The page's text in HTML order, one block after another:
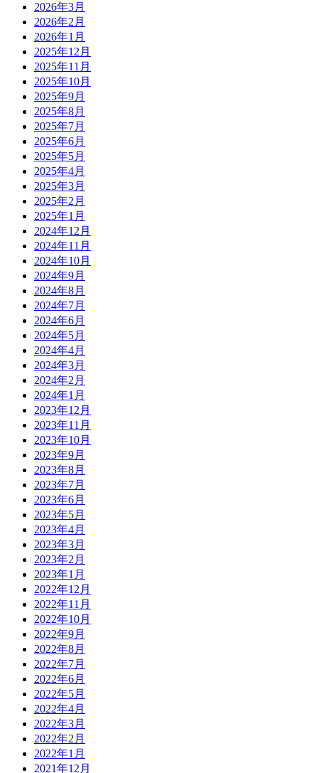
2026年3月
2026年2月
2026年1月
2025年12月
2025年11月
2025年10月
2025年9月
2025年8月
2025年7月
2025年6月
2025年5月
2025年4月
2025年3月
2025年2月
2025年1月
2024年12月
2024年11月
2024年10月
2024年9月
2024年8月
2024年7月
2024年6月
2024年5月
2024年4月
2024年3月
2024年2月
2024年1月
2023年12月
2023年11月
2023年10月
2023年9月
2023年8月
2023年7月
2023年6月
2023年5月
2023年4月
2023年3月
2023年2月
2023年1月
2022年12月
2022年11月
2022年10月
2022年9月
2022年8月
2022年7月
2022年6月
2022年5月
2022年4月
2022年3月
2022年2月
2022年1月
2021年12月